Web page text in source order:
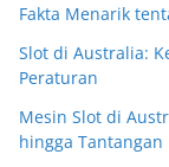
Fakta Menarik
Slot di Australia:
Peraturan
Mesin Slot di
hingga